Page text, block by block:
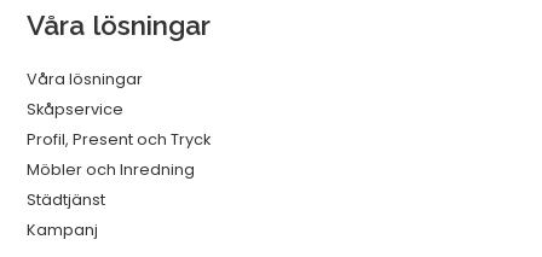
Våra lösningar
Våra lösningar
Skåpservice
Profil, Present och Tryck
Möbler och Inredning
Städtjänst
Kampanj